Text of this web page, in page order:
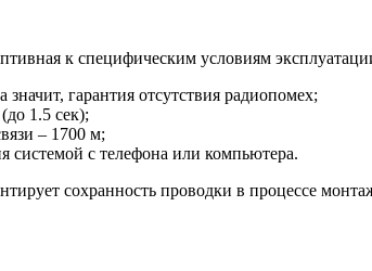
к специфическим условиям
значит, гарантия отсутствия радиопомех;
1.5 сек);
– 1700 м;
системой с телефона или компьютера.
сохранность проводки в процессе